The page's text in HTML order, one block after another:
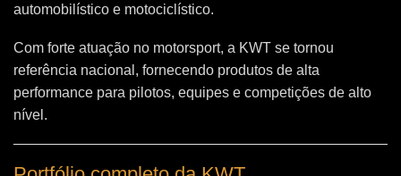
automobilístico e motociclístico.
Com forte atuação no motorsport, a KWT se tornou
referência nacional, fornecendo produtos de alta
performance para pilotos, equipes e competições de alto
nível.